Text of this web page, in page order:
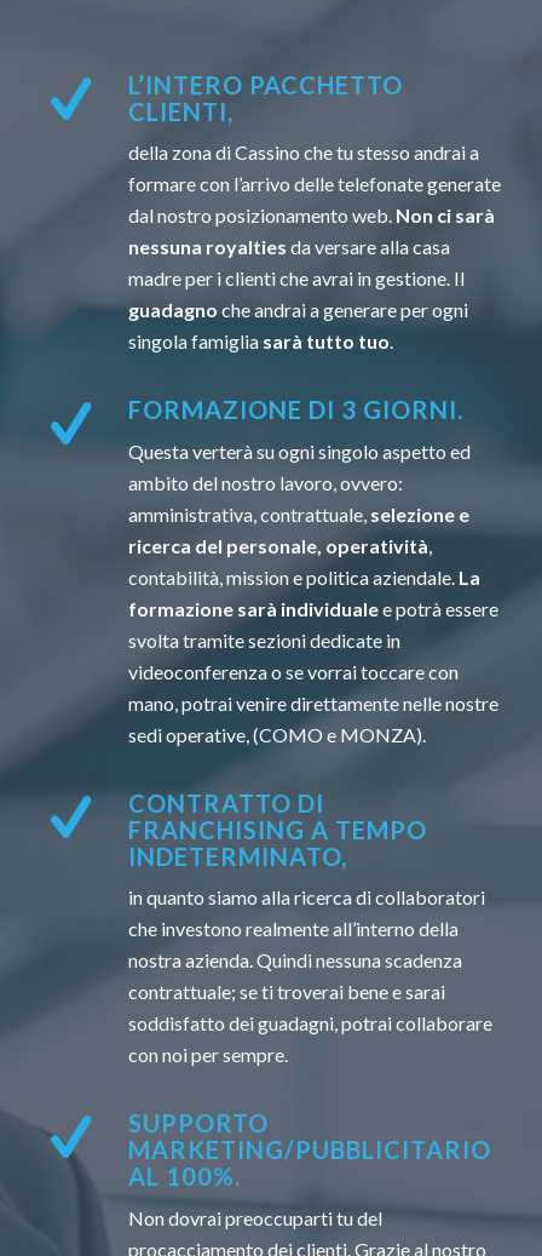
L’INTERO PACCHETTO
CLIENTI,
della zona di Cassino che tu stesso andrai a
formare con l’arrivo delle telefonate generate
dal nostro posizionamento web. Non ci sarà
nessuna royalties da versare alla casa
madre per i clienti che avrai in gestione. Il
guadagno che andrai a generare per ogni
singola famiglia sarà tutto tuo.
FORMAZIONE DI 3 GIORNI.
Questa verterà su ogni singolo aspetto ed
ambito del nostro lavoro, ovvero:
amministrativa, contrattuale, selezione e
ricerca del personale, operatività
contabilità, mission e politica aziendale. La
formazione sarà individualee potrà essere
svolta tramite sezioni dedicate in
videoconferenza o se vorrai toccare con
mano, potrai venire direttamente nelle nostre
sedi operative, (COMO e MONZA).
CONTRATTO DI
FRANCHISING A TEMPO
INDETERMINATO,
in quanto siamo alla ricerca di collaboratori
che investono realmente all’interno della
nostra azienda. Quindi nessuna scadenza
contrattuale; se ti troverai bene e sarai
soddisfatto dei guadagni, potrai collaborare
con noi per sempre.
SUPPORTO
MARKETING/PUBBLICITARIO
AL 100%.
Non dovrai preoccuparti tu del
procacciamento dei clienti. Grazie al nostro